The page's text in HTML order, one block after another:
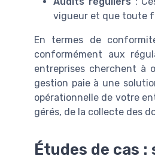
vigueur et que toute
En termes de
conformément aux
entreprises cherchent à
gestion paie à une
opérationnelle de votre
gérés, de la collecte des
Études de cas